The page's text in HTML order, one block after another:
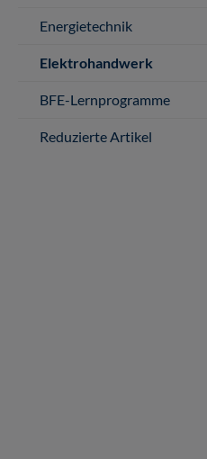
Energietechnik
Elektrohandwerk
BFE-Lernprogramme
Reduzierte Artikel